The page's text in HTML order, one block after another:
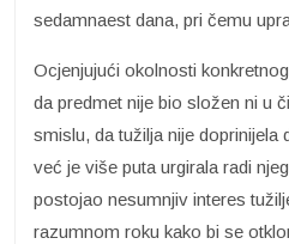
sedamnaest dana, pri čemu
Ocjenjujući okolnosti
da predmet nije bio složen ni u
smislu, da tužilja nije doprinijela
već je više puta urgirala radi
postojao nesumnjiv interes
razumnom roku kako bi se